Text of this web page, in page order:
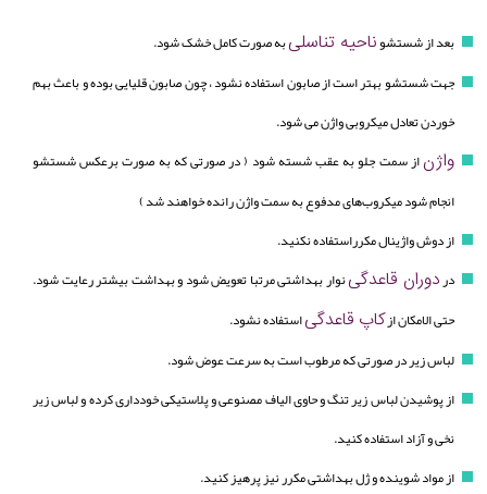
بعد از شستشوناحیه تناسلیبه صورت کامل خشک شود.
جهت شستشو بهتر است از صابون‌ استفاده نشود ، چون صابون قلیایی بوده و باعث بهم
خوردن تعادل میکروبی واژن می شود.
واژناز سمت جلو به عقب شسته شود ( در صورتی که به صورت برعکس شستشو
انجام شود میکروب‌های مدفوع به سمت واژن رانده خواهند شد )
از دوش واژینال مکرراستفاده نکنید.
دردوران قاعدگینوار بهداشتی مرتبا تعویض شود و بهداشت بیشتر رعایت شود.
حتی الامکان ازکاپ قاعدگیاستفاده نشود.
لباس زیر در صورتی که مرطوب است به سرعت عوض شود.
از پوشیدن لباس زیر تنگ و حاوی الیاف مصنوعی و پلاستیکی خودداری کرده و لباس زیر
نخی و آزاد استفاده کنید.
از مواد شوینده و ژل بهداشتی مکرر نیز پرهیز کنید.